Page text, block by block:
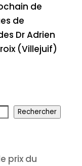
de
de
Dr Adrien
(Villejuif)
Rechercher
prix du